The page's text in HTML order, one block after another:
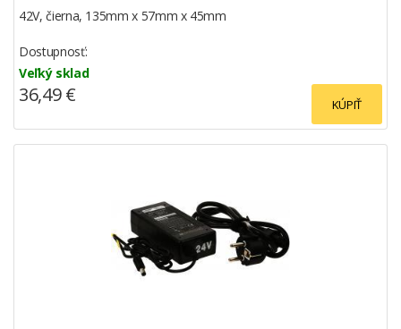
42V, čierna, 135mm x 57mm x 45mm
Dostupnosť:
Veľký sklad
KÚPIŤ
36,49 €